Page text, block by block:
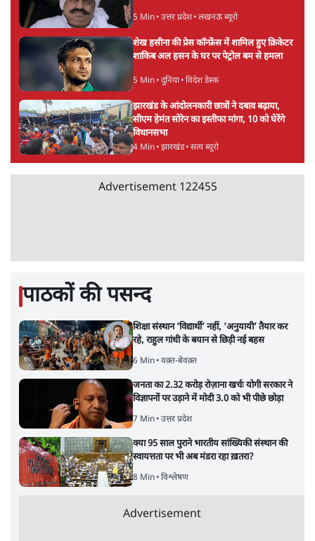
5 Min• उत्तर प्रदेश• लखनऊ ब्यूरो
शेख हसीना की प्रेस कॉन्फ्रेंस में शामिल हुए क्रिकेटर
शाकिब अल हसन के घर पर पेट्रोल बम से हमला
5 Min• दुनिया• विदेश डेस्क
झारखंड के आंदोलनकारी छात्रों ने दबाव बढ़ाया,
सीएम हेमंत सोरेन का इस्तीफा मांगा, 10 को घेरेंगे
विधानसभा
4 Min• झारखंड• सत्य ब्यूरो
Advertisement 122455
पाठकों की पसन्द
शिक्षा संस्थान ‘विद्यार्थी’ नहीं, ‘अनुयायी’ तैयार कर
रहे, राहुल गांधी के बयान से छिड़ी नई बहस
6 Min• वक़्त-बेवक़्त
जनता का 2.32 करोड़ रोज़ाना खर्चः योगी सरकार ने
विज्ञापनों पर उड़ाने में मोदी 3.0 को भी पीछे छोड़ा
7 Min• उत्तर प्रदेश
क्या 95 साल पुराने भारतीय सांख्यिकी संस्थान की
स्वायत्तता पर भी अब मंडरा रहा ख़तरा?
8 Min• विश्लेषण
Advertisement